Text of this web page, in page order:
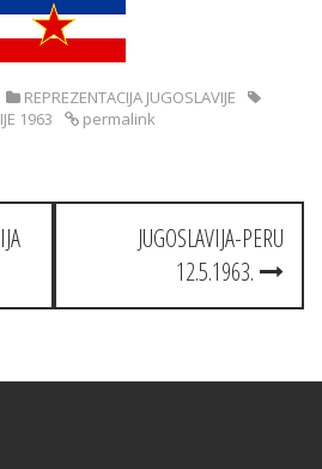
REPREZENTACIJA JUGOSLAVIJE
1963
permalink
JUGOSLAVIJA-PERU
12.5.1963.